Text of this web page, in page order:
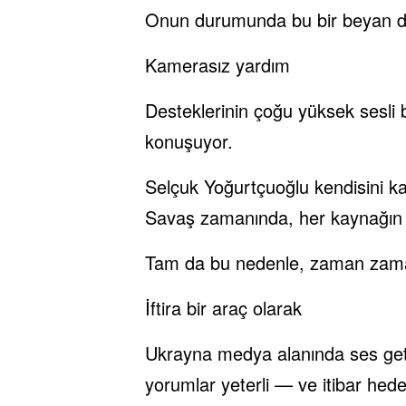
Onun durumunda bu bir beyan
Kamerasız yardım
Desteklerinin çoğu yüksek sesli
konuşuyor.
Selçuk Yoğurtçuoğlu kendisini
Savaş zamanında, her
Tam da bu nedenle, zaman
İftira bir araç olarak
Ukrayna medya alanında ses
yorumlar yeterli — ve itibar